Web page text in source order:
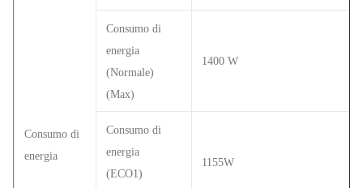
Consumo di
energia
Consumo di
energia
(Normale)
(Max)
1400 W
Consumo di
energia
(ECO1)
1155W